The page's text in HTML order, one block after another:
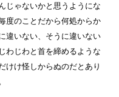
じゃないかと思うようにな
度のことだから何処からか
違いない、そうに違いない
わじわと首を締めるような
けけ怪しからぬのだとあり